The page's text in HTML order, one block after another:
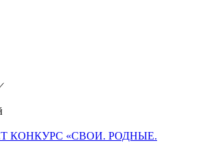
КОНКУРС «СВОИ. РОДНЫЕ.